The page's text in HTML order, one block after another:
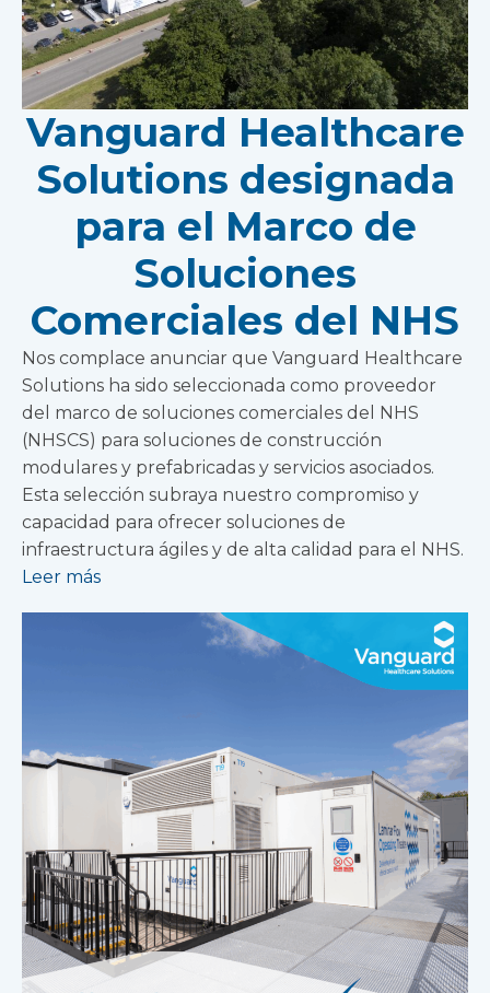
Vanguard Healthcare
Solutions designada
para el Marco de
Soluciones
Comerciales del NHS
Nos complace anunciar que Vanguard Healthcare
Solutions ha sido seleccionada como proveedor
del marco de soluciones comerciales del NHS
(NHSCS) para soluciones de construcción
modulares y prefabricadas y servicios asociados.
Esta selección subraya nuestro compromiso y
capacidad para ofrecer soluciones de
infraestructura ágiles y de alta calidad para el NHS.
Leer más